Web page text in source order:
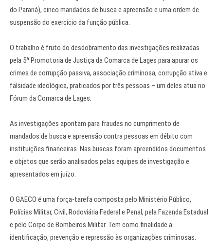
do Paraná), cinco mandados de busca e apreensão e uma ordem de
suspensão do exercício da função pública.
O trabalho é fruto do desdobramento das investigações realizadas
pela 5ª Promotoria de Justiça da Comarca de Lages para apurar os
crimes de corrupção passiva, associação criminosa, corrupção ativa e
falsidade ideológica, praticados por três pessoas – um deles atua no
Fórum da Comarca de Lages.
As investigações apontam para fraudes no cumprimento de
mandados de busca e apreensão contra pessoas em débito com
instituições financeiras. Nas buscas foram apreendidos documentos
e objetos que serão analisados pelas equipes de investigação e
apresentados em juízo.
O GAECO é uma força-tarefa composta pelo Ministério Público,
Polícias Militar, Civil, Rodoviária Federal e Penal, pela Fazenda Estadual
e pelo Corpo de Bombeiros Militar. Tem como finalidade a
identificação, prevenção e repressão às organizações criminosas.